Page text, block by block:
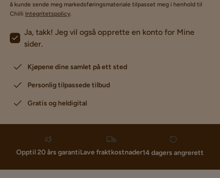
å kunde sende meg markedsføringsmateriale tilpasset meg i henhold til
Chilli Integritetspolicy.
Ja, takk! Jeg vil også opprette en konto for Mine
sider.
Kjøpene dine samlet på ett sted
Personlig tilpassede tilbud
Gratis og heldigital
Opptil 20 års garantiLave fraktkostnader14 dagers angrerett